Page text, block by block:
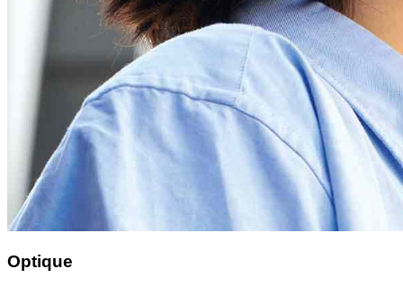
Optique